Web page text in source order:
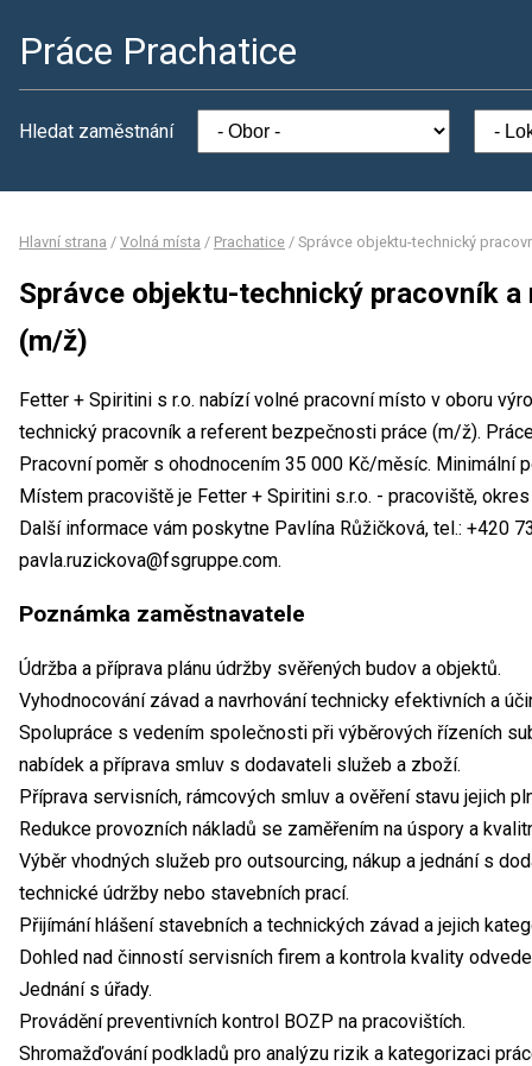
Práce Prachatice
Hledat zaměstnání
Hlavní strana / Volná místa / Prachatice / Správce objektu-technický
Správce objektu-technický pracovník
(m/ž)
Fetter + Spiritini s r.o. nabízí volné pracovní místo v oboru
technický pracovník a referent bezpečnosti práce (m/ž).
Pracovní poměr s ohodnocením 35 000 Kč/měsíc. Minimální
Místem pracoviště je Fetter + Spiritini s.r.o. - pracoviště,
Další informace vám poskytne Pavlína Růžičková, tel.: +420
pavla.ruzickova@fsgruppe.com.
Poznámka zaměstnavatele
Údržba a příprava plánu údržby svěřených budov a objektů.
Vyhodnocování závad a navrhování technicky efektivních a
Spolupráce s vedením společnosti při výběrových řízeních
nabídek a příprava smluv s dodavateli služeb a zboží.
Příprava servisních, rámcových smluv a ověření stavu jejich
Redukce provozních nákladů se zaměřením na úspory a
Výběr vhodných služeb pro outsourcing, nákup a jednání s
technické údržby nebo stavebních prací.
Přijímání hlášení stavebních a technických závad a jejich
Dohled nad činností servisních firem a kontrola kvality
Jednání s úřady.
Provádění preventivních kontrol BOZP na pracovištích.
Shromažďování podkladů pro analýzu rizik a kategorizaci